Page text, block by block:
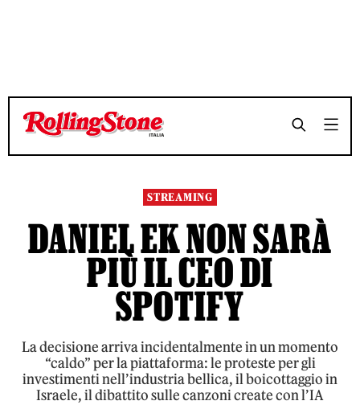
TEMPO DI LETTURA 5 MINUTI SHARE
TEMPO DI LETTURA 5 MINUTI SHARE
STREAMING
DANIEL EK NON SARÀ
PIÙ IL CEO DI
SPOTIFY
La decisione arriva incidentalmente in un momento
“caldo” per la piattaforma: le proteste per gli
investimenti nell’industria bellica, il boicottaggio in
Israele, il dibattito sulle canzoni create con l’IA